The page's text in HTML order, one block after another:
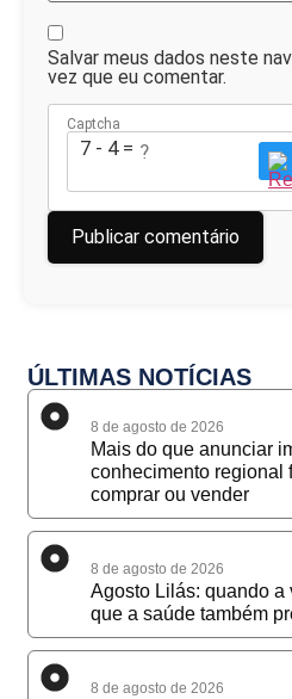
Salvar meus dados neste
vez que eu comentar.
Captcha
7 - 4 = ?
ÚLTIMAS NOTÍCIAS
8 de agosto de 2026
Mais do que anunciar
conhecimento regional
comprar ou vender
8 de agosto de 2026
Agosto Lilás: quando
que a saúde também
8 de agosto de 2026